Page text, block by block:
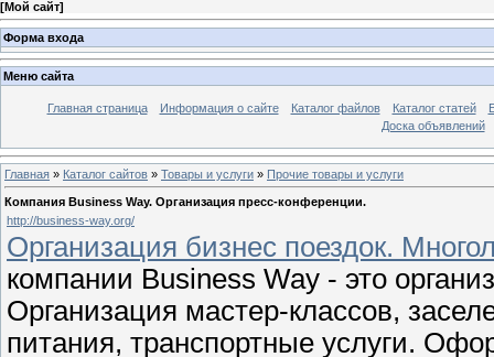
[Мой сайт]
Форма входа
Меню сайта
Главная страница Информация о сайте Каталог файлов Каталог статей
Доска объявлений
Главная » Каталог сайтов » Товары и услуги » Прочие товары и услуги
Компания Business Way. Организация пресс-конференции.
http://business-way.org/
Организация бизнес поездок.
компании Business Way - это
Организация мастер-классов,
питания, транспортные услуги.